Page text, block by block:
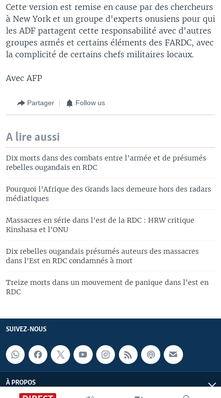
Cette version est remise en cause par des chercheurs
à New York et un groupe d'experts onusiens pour qui
les ADF partagent cette responsabilité avec d'autres
groupes armés et certains éléments des FARDC, avec
la complicité de certains chefs militaires locaux.
Avec AFP
Partager Follow us
A lire aussi
Dix morts dans des combats entre l'armée et de présumés
rebelles ougandais en RDC
Pourquoi l'Afrique des Grands lacs demeure hors des radars
médiatiques
Massacres en série dans l'est de la RDC : HRW critique
Kinshasa et l'ONU
Dix rebelles ougandais présumés auteurs des massacres
dans l'Est en RDC condamnés à mort
Treize morts dans un mouvement de panique dans l'est en
RDC
SUIVEZ-NOUS
À PROPOS